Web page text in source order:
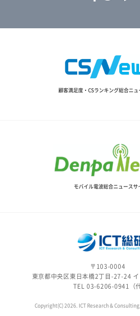
顧客満足度・CSランキング総合ニュ
モバイル電波総合ニュースサ
〒103-0004
東京都中央区東日本橋2丁目-27-24
TEL 03-6206-0941（代
Copyright(C) 2026. ICT Research &